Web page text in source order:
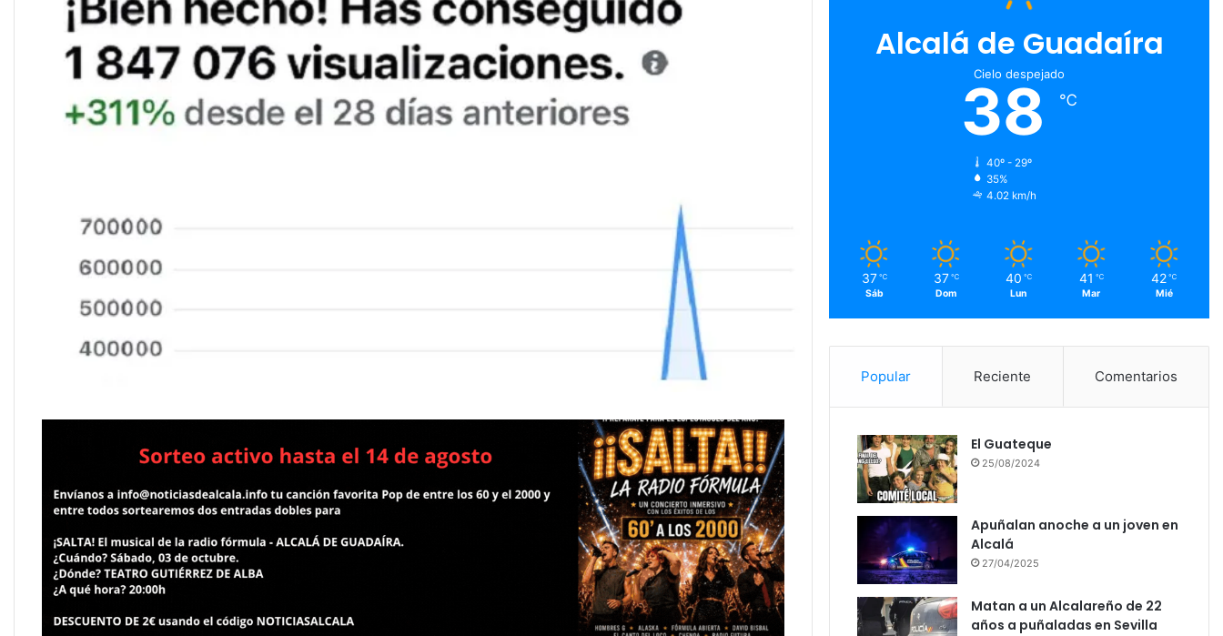
n
X
e
m
a
i
Alcalá de Guadaíra
Cielo despejado
38 ℃
40º - 29º
35%
4.02 km/h
37 ℃
Sáb
37 ℃
Dom
40 ℃
Lun
41 ℃
Mar
42 ℃
Mié
Popular Reciente Comentarios
El Guateque
25/08/2024
Apuñalan anoche a un joven en
Alcalá
27/04/2025
Matan a un Alcalareño de 22
años a puñaladas en Sevilla